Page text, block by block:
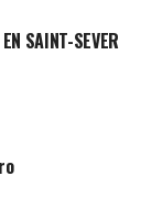
SAINT-SEVER